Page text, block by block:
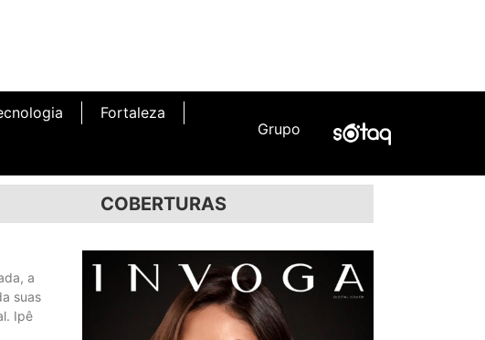
Fortaleza
Grupo
a
suas
Ipê
COBERTURAS